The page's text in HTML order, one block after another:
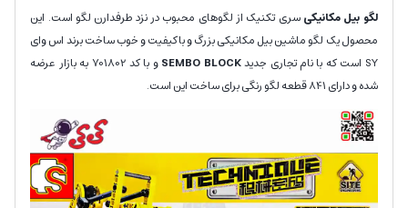
لگو بیل مکانیکیسری تکنیک از لگوهای محبوب در نزد طرفدارن لگو است. این
محصول یک لگو ماشین بیل مکانیکی بزرگ و باکیفیت و خوب ساخت برند اس وای
SY است که با نام تجاری جدید
SEMBO BLOCK
و با کد 701802 به بازار عرضه
شده و دارای 841 قطعه لگو رنگی برای ساخت این است.